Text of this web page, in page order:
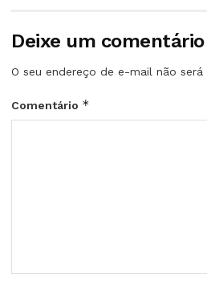
Deixe um comentário
O seu endereço de e-mail não
Comentário *